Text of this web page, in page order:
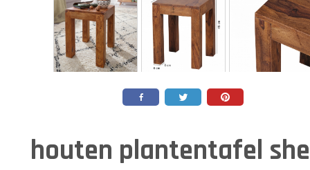
houten plantentafel